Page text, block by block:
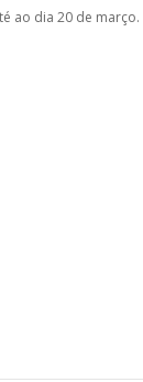
ao dia 20 de março.